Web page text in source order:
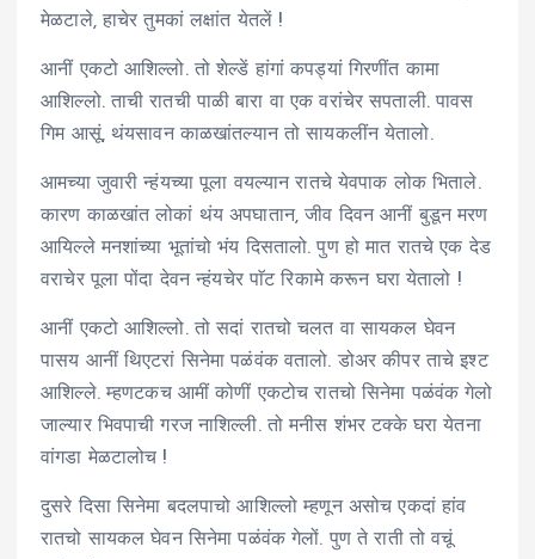
मेळटाले, हाचेर तुमकां लक्षांत येतलें !
आनीं एकटो आशिल्लो. तो शेल्डें हांगां कपड्यां गिरणींत कामा
आशिल्लो. ताची रातची पाळी बारा वा एक वरांचेर सपताली. पावस
गिम आसूं, थंयसावन काळखांतल्यान तो सायकलींन येतालो.
आमच्या जुवारी न्हंयच्या पूला वयल्यान रातचे येवपाक लोक भिताले.
कारण काळखांत लोकां थंय अपघातान, जीव दिवन आनीं बुडून मरण
आयिल्ले मनशांच्या भूतांचो भंय दिसतालो. पुण हो मात रातचे एक देड
वराचेर पूला पोंदा देवन न्हंयचेर पाॅट रिकामे करून घरा येतालो !
आनीं एकटो आशिल्लो. तो सदां रातचो चलत वा सायकल घेवन
पासय आनीं थिएटरां सिनेमा पळंवंक वतालो. डोअर कीपर ताचे इश्ट
आशिल्ले. म्हणटकच आमीं कोणीं एकटोच रातचो सिनेमा पळंवंक गेलो
जाल्यार भिवपाची गरज नाशिल्ली. तो मनीस शंभर टक्के घरा येतना
वांगडा मेळटालोच !
दुसरे दिसा सिनेमा बदलपाचो आशिल्लो म्हणून असोच एकदां हांव
रातचो सायकल घेवन सिनेमा पळंवंक गेलों. पुण ते राती तो वचूं